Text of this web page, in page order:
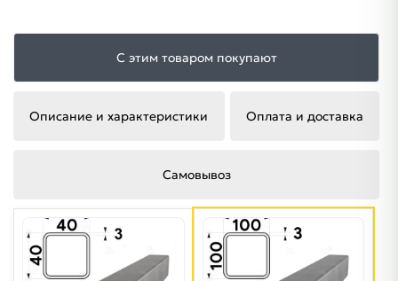
С этим товаром покупают
Описание и характеристики Оплата и доставка
Самовывоз